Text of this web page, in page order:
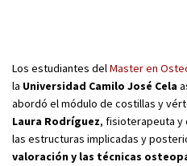
Los estudiantes delMaster en
la Universidad Camilo José Cela
abordó el módulo de costillas y
Laura Rodríguez, fisioterapeuta
las estructuras implicadas y
valoración y las técnicas